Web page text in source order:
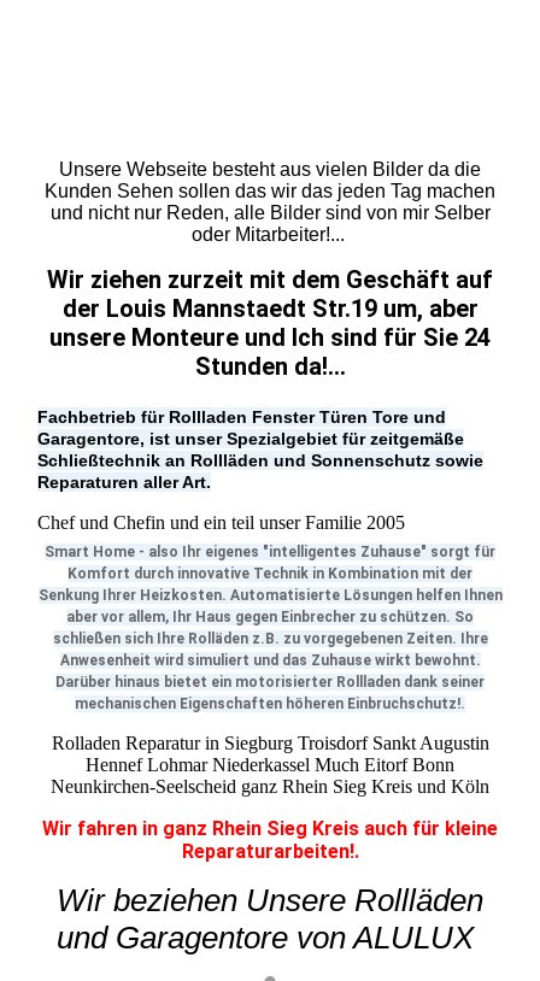
Unsere Webseite besteht aus vielen Bilder da die
Kunden Sehen sollen das wir das jeden Tag machen
und nicht nur Reden, alle Bilder sind von mir Selber
oder Mitarbeiter!...
Wir ziehen zurzeit mit dem Geschäft auf
der Louis Mannstaedt Str.19 um, aber
unsere Monteure und Ich sind für Sie 24
Stunden da!...
Fachbetrieb für Rollladen Fenster Türen Tore und
Garagentore, ist unser Spezialgebiet für zeitgemäße
Schließtechnik an Rollläden und Sonnenschutz sowie
Reparaturen aller Art.
Chef und Chefin und ein teil unser Familie 2005
Smart Home - also Ihr eigenes "intelligentes Zuhause" sorgt für
Komfort durch innovative Technik in Kombination mit der
Senkung Ihrer Heizkosten. Automatisierte Lösungen helfen Ihnen
aber vor allem, Ihr Haus gegen Einbrecher zu schützen. So
schließen sich Ihre Rolläden z.B. zu vorgegebenen Zeiten. Ihre
Anwesenheit wird simuliert und das Zuhause wirkt bewohnt.
Darüber hinaus bietet ein motorisierter Rollladen dank seiner
mechanischen Eigenschaften höheren Einbruchschutz!.
Rolladen Reparatur in Siegburg Troisdorf Sankt Augustin
Hennef Lohmar Niederkassel Much Eitorf Bonn
Neunkirchen-Seelscheid ganz Rhein Sieg Kreis und Köln
Wir fahren in ganz Rhein Sieg Kreis auch für kleine
Reparaturarbeiten!.
Wir beziehen Unsere Rollläden
und Garagentore von ALULUX